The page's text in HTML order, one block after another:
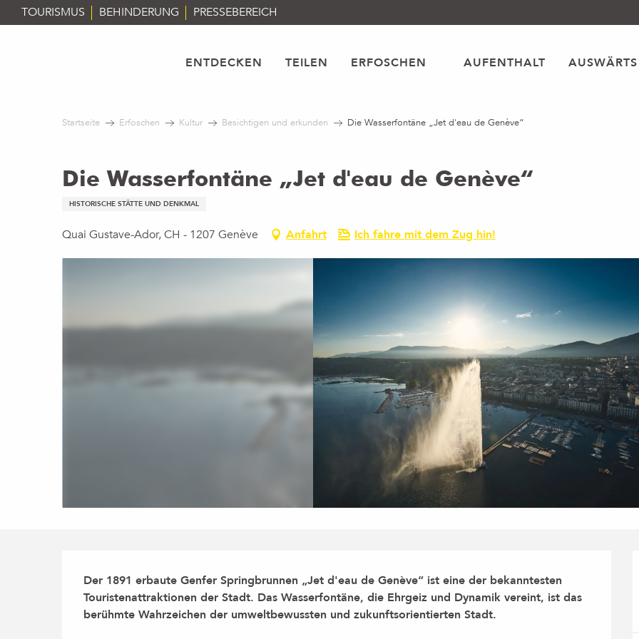
Aller
au
TOURISMUS BEHINDERUNG PRESSEBEREICH
ENTDECKEN TEILEN ERFOSCHEN AUFENTHALT
Startseite Erfoschen Kultur Besichtigen und erkunden Die Wasserfontäne „Jet d'eau de Genève“
Die Wasserfontäne „Jet d'eau de Genève“
HISTORISCHE STÄTTE UND DENKMAL
Quai Gustave-Ador, CH - 1207 Genève Anfahrt Ich fahre mit dem Zug hin!
Beschreibung
Der 1891 erbaute Genfer Springbrunnen „Jet d'eau de Genève“ ist eine der bekanntesten
Touristenattraktionen der Stadt. Das Wasserfontäne, die Ehrgeiz und Dynamik vereint, ist das
berühmte Wahrzeichen der umweltbewussten und zukunftsorientierten Stadt.